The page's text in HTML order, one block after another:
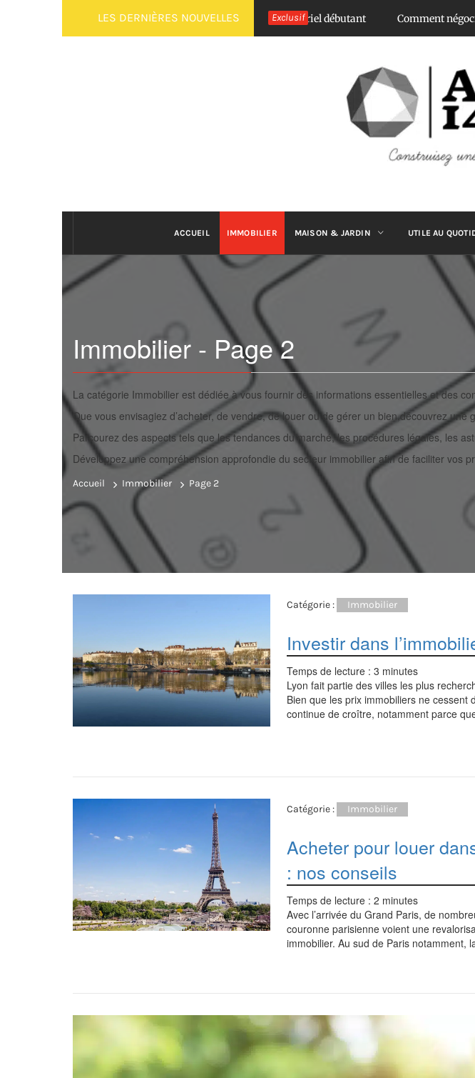
contenu
LES DERNIÈRES NOUVELLES Exclusif
Comment faire une mère kombucha maison : tutoriel débutant Comment négocier
ACCUEIL IMMOBILIER MAISON & JARDIN UTILE AU
Immobilier - Page 2
La catégorie Immobilier est dédiée à vous fournir des informations essentielles et des
Que vous envisagiez d’acheter, de vendre, de louer ou de gérer un bien,découvrez
Parcourez des aspects tels que les tendances du marché, les procédures légales, les
Développez une compréhension approfondie du secteur immobilier afin de faciliter vos
Accueil Immobilier Page 2
Catégorie : Immobilier
Investir dans
Temps de lecture : 3 minutes
Lyon fait partie des villes les plus
Bien que les prix immobiliers ne cessent
continue de croître, notamment parce
Catégorie : Immobilier
Acheter pour louer
: nos conseils
Temps de lecture : 2 minutes
Avec l’arrivée du Grand Paris, de
couronne parisienne voient une
immobilier. Au sud de Paris notamment,